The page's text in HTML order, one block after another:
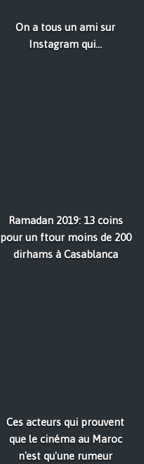
On a tous un ami sur
Instagram qui...
Ramadan 2019: 13 coins
pour un ftour moins de 200
dirhams à Casablanca
Ces acteurs qui prouvent
que le cinéma au Maroc
n'est qu'une rumeur